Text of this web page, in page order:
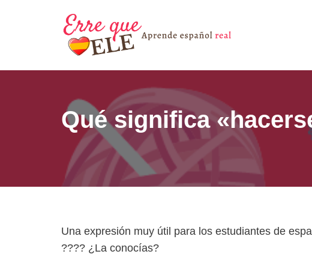
contenido
Qué significa
Una expresión muy útil para los estudiantes de
???? ¿La conocías?